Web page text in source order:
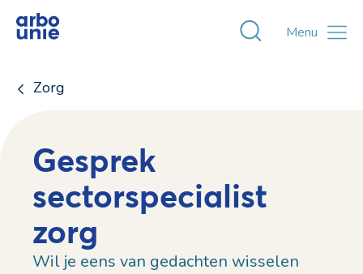
Toggle
Menu
Zorg
Gesprek
sectorspecialist
zorg
Wil je eens van gedachten wisselen